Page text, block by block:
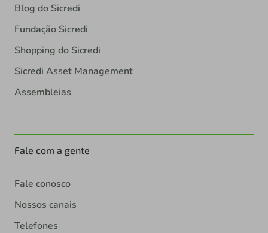
Blog do Sicredi
Fundação Sicredi
Shopping do Sicredi
Sicredi Asset Management
Assembleias
Fale com a gente
Fale conosco
Nossos canais
Telefones